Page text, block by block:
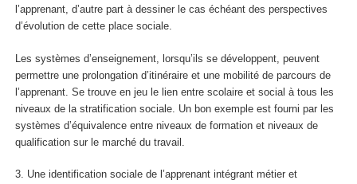
l’apprenant, d’autre part à dessiner le cas échéant des perspectives
d’évolution de cette place sociale.
Les systèmes d’enseignement, lorsqu’ils se développent, peuvent
permettre une prolongation d’itinéraire et une mobilité de parcours de
l’apprenant. Se trouve en jeu le lien entre scolaire et social à tous les
niveaux de la stratification sociale. Un bon exemple est fourni par les
systèmes d’équivalence entre niveaux de formation et niveaux de
qualification sur le marché du travail.
3. Une identification sociale de l’apprenant intégrant métier et